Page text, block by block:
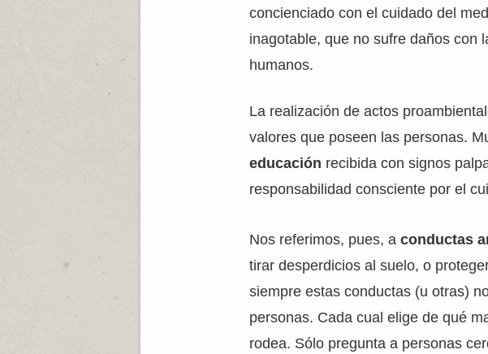
concienciado con el cuidado del
inagotable, que no sufre daños con
humanos.
La realización de actos
valores que poseen las personas.
educación recibida con signos
responsabilidad consciente por el
Nos referimos, pues, aconductas
tirar desperdicios al suelo, o
siempre estas conductas (u otras)
personas. Cada cual elige de qué
rodea. Sólo pregunta a personas